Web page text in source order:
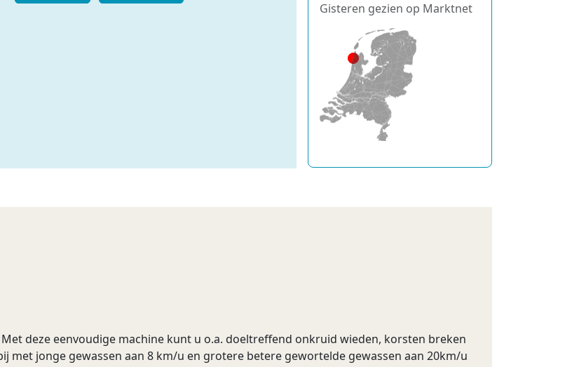
Gisteren gezien op Marktnet
deze eenvoudige machine kunt u o.a. doeltreffend onkruid wieden, korsten breken
met jonge gewassen aan 8 km/u en grotere betere gewortelde gewassen aan 20km/u